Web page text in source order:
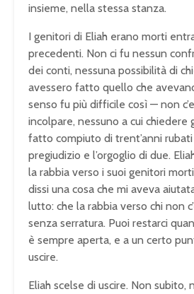
insieme, nella stessa stanza.
I genitori di Eliah erano morti
precedenti. Non ci fu nessun
dei conti, nessuna possibilità di
avessero fatto quello che
senso fu più difficile così — non
incolpare, nessuno a cui chiedere
fatto compiuto di trent’anni
pregiudizio e l’orgoglio di due.
la rabbia verso i suoi genitori
dissi una cosa che mi aveva
lutto: che la rabbia verso chi non
senza serratura. Puoi restarci
è sempre aperta, e a un certo
uscire.
Eliah scelse di uscire. Non subito,